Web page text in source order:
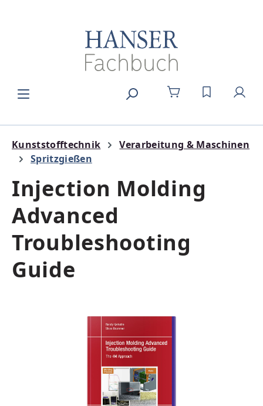
DU HAST 0
Kunststofftechnik
Verarbeitung & Maschinen
Spritzgießen
Injection Molding
Advanced
Troubleshooting
Guide
Bildergalerie überspringen